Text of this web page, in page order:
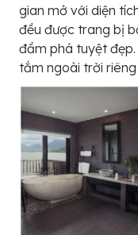
gian mở với diện
đều được trang bị
đầm phá tuyệt
tắm ngoài trời